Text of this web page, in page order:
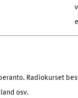
Radiokurset
osv.